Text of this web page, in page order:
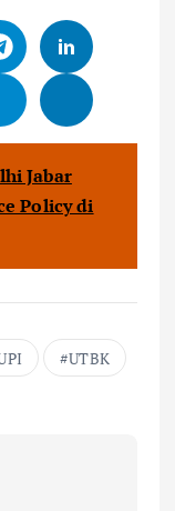
Jabar
Policy di
UTBK